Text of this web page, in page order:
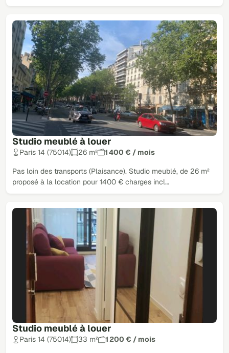
Studio meublé à louer
Paris 14 (75014) 26 m² 1 400 € / mois
Pas loin des transports (Plaisance). Studio meublé, de 26 m²
proposé à la location pour 1400 € charges incl…
Studio meublé à louer
Paris 14 (75014) 33 m² 1 200 € / mois